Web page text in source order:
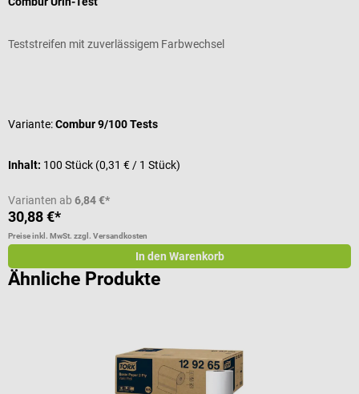
Teststreifen mit zuverlässigem Farbwechsel
Variante:Combur 9/100 Tests
Inhalt: 100 Stück (0,31 € / 1 Stück)
Varianten ab 6,84 €*
30,88 €*
Preise inkl. MwSt. zzgl. Versandkosten
In den Warenkorb
Ähnliche Produkte